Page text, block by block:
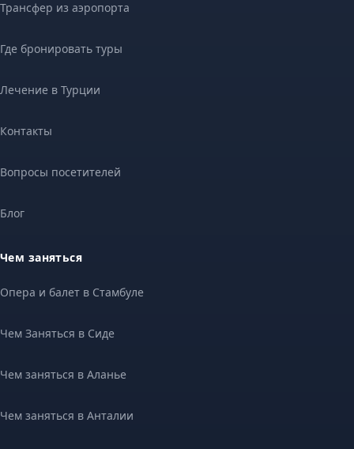
Трансфер из аэропорта
Где бронировать туры
Лечение в Турции
Контакты
Вопросы посетителей
Блог
Чем заняться
Опера и балет в Стамбуле
Чем Заняться в Сиде
Чем заняться в Аланье
Чем заняться в Анталии